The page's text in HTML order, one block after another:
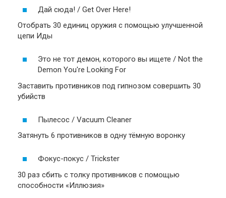
Дай сюда! / Get Over Here!
Отобрать 30 единиц оружия с помощью улучшенной
цепи Иды
Это не тот демон, которого вы ищете / Not the
Demon You're Looking For
Заставить противников под гипнозом совершить 30
убийств
Пылесос / Vacuum Cleaner
Затянуть 6 противников в одну тёмную воронку
Фокус-покус / Trickster
30 раз сбить с толку противников с помощью
способности «Иллюзия»